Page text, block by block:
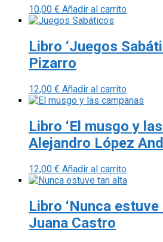
10,00 € Añadir al carrito
Libro ‘Juegos
Pizarro
12,00 € Añadir al carrito
Libro ‘El musgo y
Alejandro López
12,00 € Añadir al carrito
Libro ‘Nunca estuve
Juana Castro